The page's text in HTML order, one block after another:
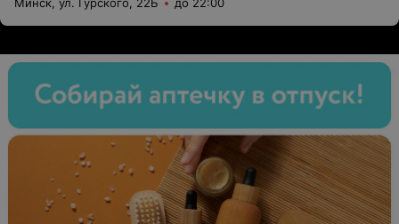
выполнять «интуитивно» после просьбы объяснить, в
какой момент крутить руль. 3 раза на занятии давала
время занятия на 10 минут за кофе. Решала свои дела
место. До экзамена отказалась записать на
индивидуальное платное занятие. После ошибок на
внутреннем экзамене отказалась комментировать
ошибки.